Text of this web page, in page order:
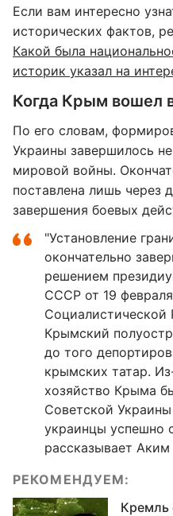
Если вам интересно
исторических фактов,
Какой была
историк указал на
Когда Крым вошел
По его словам,
Украины завершилось
мировой войны.
поставлена лишь через
завершения боевых
"Установление
окончательно
решением
СССР от 19
Социалистической
Крымский
до того
крымских татар.
хозяйство Крыма
Советской
украинцы успешно
рассказывает
РЕКОМЕНДУЕМ:
Кремль